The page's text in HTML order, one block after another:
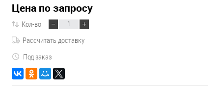
Цена по запросу
Кол-во:
Рассчитать доставку
Под заказ